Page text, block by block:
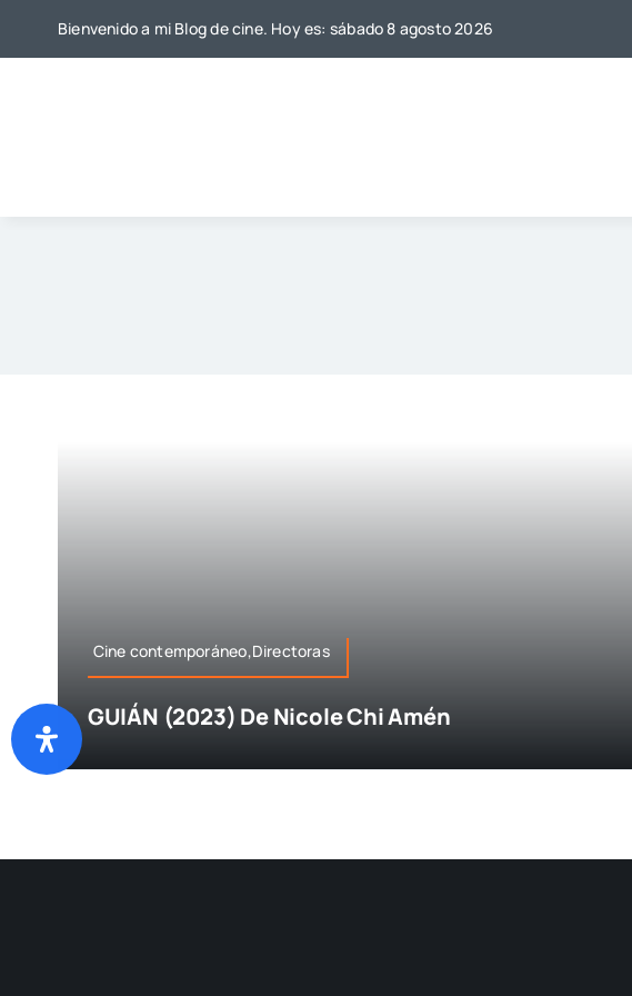
Bienvenido a mi Blog de cine. Hoy es: sábado 8 agosto 2026
Cine contemporáneo,Directoras
GUIÁN (2023) De Nicole Chi Amén